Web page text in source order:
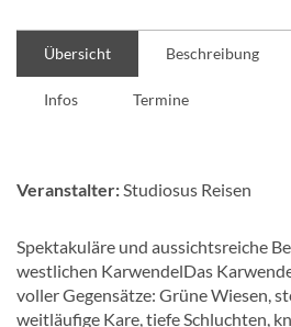
Übersicht Beschreibung
Infos Termine
Veranstalter:Studiosus Reisen
Spektakuläre und aussichtsreiche
westlichen KarwendelDas
voller Gegensätze: Grüne Wiesen,
weitläufige Kare, tiefe Schluchten,